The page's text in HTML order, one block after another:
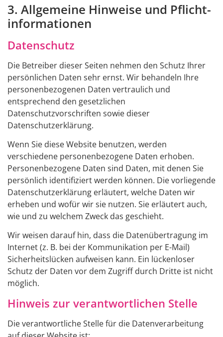
3. Allgemeine Hinweise und Pflicht­
informationen
Datenschutz
Die Betreiber dieser Seiten nehmen den Schutz Ihrer
persönlichen Daten sehr ernst. Wir behandeln Ihre
personenbezogenen Daten vertraulich und
entsprechend den gesetzlichen
Datenschutzvorschriften sowie dieser
Datenschutzerklärung.
Wenn Sie diese Website benutzen, werden
verschiedene personenbezogene Daten erhoben.
Personenbezogene Daten sind Daten, mit denen Sie
persönlich identifiziert werden können. Die vorliegende
Datenschutzerklärung erläutert, welche Daten wir
erheben und wofür wir sie nutzen. Sie erläutert auch,
wie und zu welchem Zweck das geschieht.
Wir weisen darauf hin, dass die Datenübertragung im
Internet (z. B. bei der Kommunikation per E-Mail)
Sicherheitslücken aufweisen kann. Ein lückenloser
Schutz der Daten vor dem Zugriff durch Dritte ist nicht
möglich.
Hinweis zur verantwortlichen Stelle
Die verantwortliche Stelle für die Datenverarbeitung